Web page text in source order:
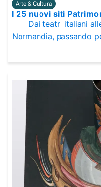
Arte & Cultura
I 25 nuovi siti
Dai teatri italiani
Normandia, passando